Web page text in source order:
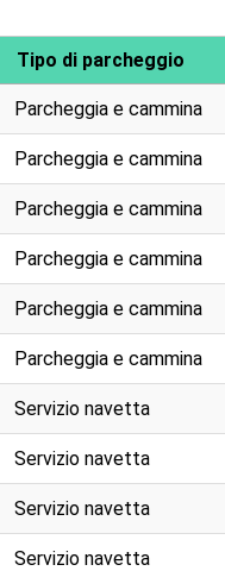
Tipo di parcheggio
Parcheggia e cammina
Parcheggia e cammina
Parcheggia e cammina
Parcheggia e cammina
Parcheggia e cammina
Parcheggia e cammina
Servizio navetta
Servizio navetta
Servizio navetta
Servizio navetta